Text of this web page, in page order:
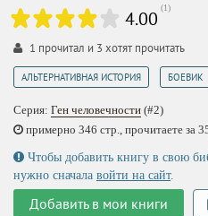
4.00 (1)
1 прочитал и 3 хотят прочитать
АЛЬТЕРНАТИВНАЯ ИСТОРИЯ БОЕВИК
Серия: Ген человечности (#2)
примерно 346 стр., прочитаете за
Чтобы добавить книгу в свою
нужно сначала войти на сайт.
Добавить в мои книги